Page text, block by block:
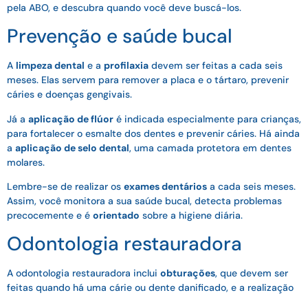
pela ABO, e descubra quando você deve buscá-los.
Prevenção e saúde bucal
A limpeza dental e a profilaxia devem ser feitas a cada seis
meses. Elas servem para remover a placa e o tártaro, prevenir
cáries e doenças gengivais.
Já a aplicação de flúor é indicada especialmente para crianças,
para fortalecer o esmalte dos dentes e prevenir cáries. Há ainda
a aplicação de selo dental, uma camada protetora em dentes
molares.
Lembre-se de realizar os exames dentários a cada seis meses.
Assim, você monitora a sua saúde bucal, detecta problemas
precocemente e é orientado sobre a higiene diária.
Odontologia restauradora
A odontologia restauradora inclui obturações, que devem ser
feitas quando há uma cárie ou dente danificado, e a realização